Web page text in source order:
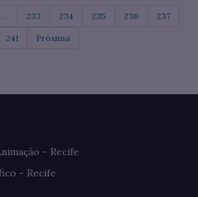
... 233 234 235 236 237
241 Próxima
- Recife
- Recife